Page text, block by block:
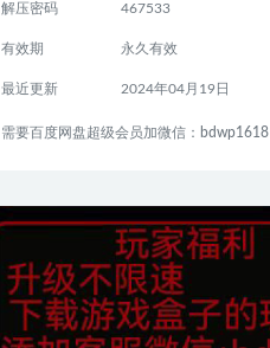
解压密码 467533
有效期 永久有效
最近更新 2024年04月19日
需要百度网盘超级会员加微信：bdwp1618